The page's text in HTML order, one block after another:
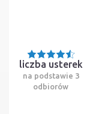
liczba usterek
na podstawie 3
odbiorów